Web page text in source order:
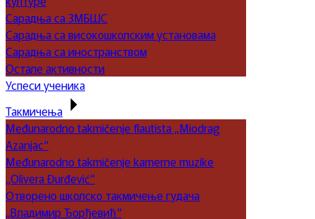
Сарадња са ЗМБШС
Сарадња са високошколским установама
Сарадња са иностранством
Остале активности
Успеси ученика
Такмичења
Međunarodno takmičenje flautista „Miodrag
Azanjac“
Međunarodno takmičenje kamerne muzike
„Olivera Đurđević“
Отворено школско такмичење гудача
„Владимир Ђорђевић“